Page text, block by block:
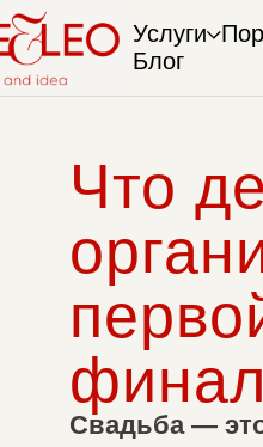
Услуги
Блог
Что
Свадьба —